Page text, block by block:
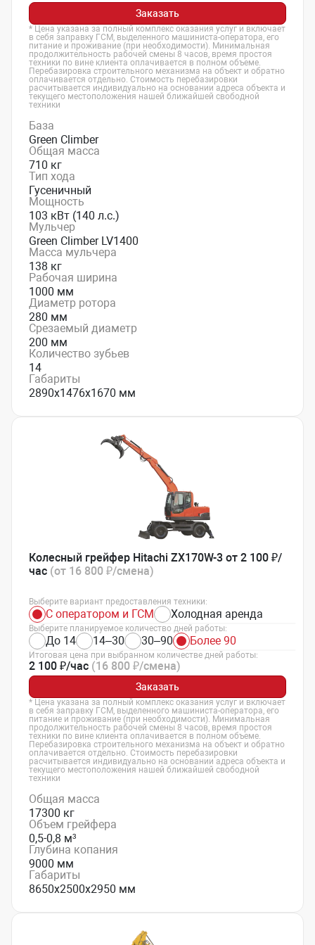
Заказать
* Цена указана за полный комплекс оказания услуг и включает
в себя заправку ГСМ, выделенного машиниста-оператора, его
питание и проживание (при необходимости). Минимальная
продолжительность рабочей смены 8 часов, время простоя
техники по вине клиента оплачивается в полном объеме.
Перебазировка строительного механизма на объект и обратно
оплачивается отдельно. Стоимость перебазировки
расчитывается индивидуально на основании адреса объекта и
текущего местоположения нашей ближайшей свободной
техники
База
Green Climber
Общая масса
710 кг
Тип хода
Гусеничный
Мощность
103 кВт (140 л.с.)
Мульчер
Green Climber LV1400
Масса мульчера
138 кг
Рабочая ширина
1000 мм
Диаметр ротора
280 мм
Срезаемый диаметр
200 мм
Количество зубьев
14
Габариты
2890х1476х1670 мм
Колесный грейфер Hitachi ZX170W-3 от 2 100 ₽/
час (от 16 800 ₽/смена)
Выберите вариант предоставления техники:
С оператором и ГСМ Холодная аренда
Выберите планируемое количество дней работы:
До 14 14–30 30–90 Более 90
Итоговая цена при выбранном количестве дней работы:
2 100 ₽/час (16 800 ₽/смена)
Заказать
* Цена указана за полный комплекс оказания услуг и включает
в себя заправку ГСМ, выделенного машиниста-оператора, его
питание и проживание (при необходимости). Минимальная
продолжительность рабочей смены 8 часов, время простоя
техники по вине клиента оплачивается в полном объеме.
Перебазировка строительного механизма на объект и обратно
оплачивается отдельно. Стоимость перебазировки
расчитывается индивидуально на основании адреса объекта и
текущего местоположения нашей ближайшей свободной
техники
Общая масса
17300 кг
Объем грейфера
0,5-0,8 м³
Глубина копания
9000 мм
Габариты
8650х2500х2950 мм